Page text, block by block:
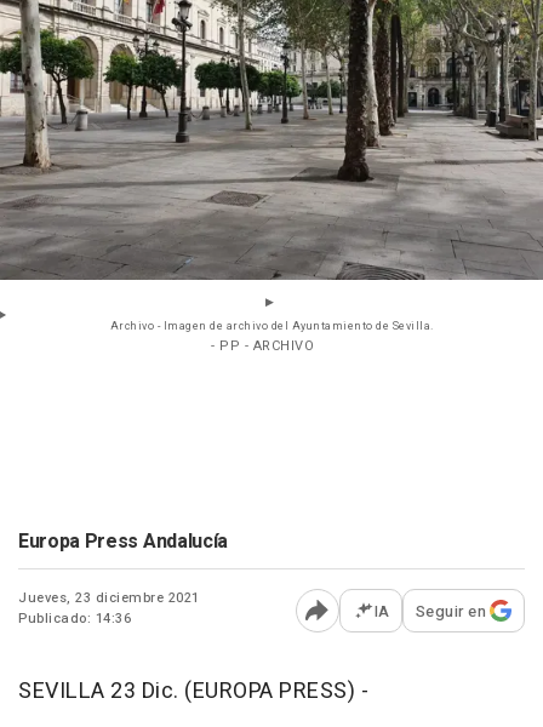
Archivo - Imagen de archivo del Ayuntamiento de Sevilla.
- PP - ARCHIVO
Europa Press Andalucía
Jueves, 23 diciembre 2021
Publicado: 14:36
Abrir opciones para
IA Seguir en
SEVILLA 23 Dic. (EUROPA PRESS) -